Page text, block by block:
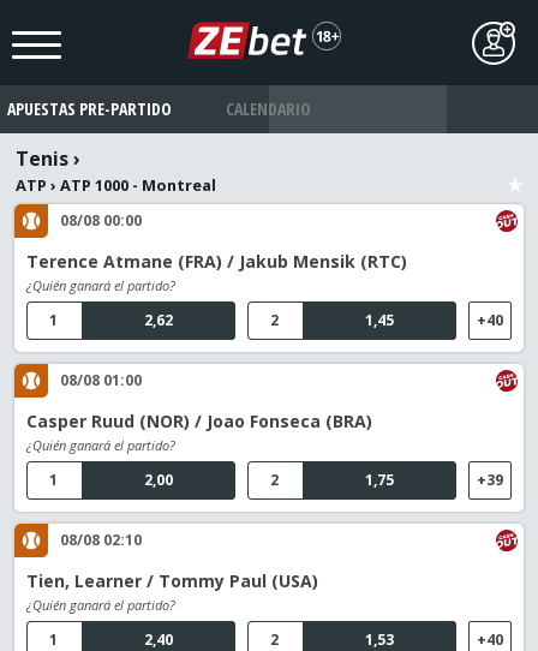
APUESTAS PRE-PARTIDO CALENDARIO
Tenis›
ATP › ATP 1000 - Montreal
08/08 00:00
Terence Atmane (FRA) / Jakub Mensik (RTC)
¿Quién ganará el partido?
2,62
1 1,45
2 +40
08/08 01:00
Casper Ruud (NOR) / Joao Fonseca (BRA)
¿Quién ganará el partido?
2,00
1 1,75
2 +39
08/08 02:10
Tien, Learner / Tommy Paul (USA)
¿Quién ganará el partido?
2,40
1 1,53
2 +40